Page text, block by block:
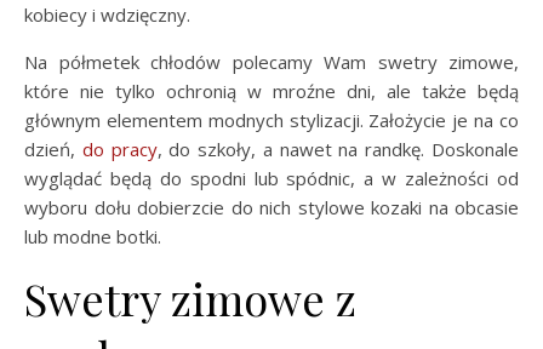
kobiecy i wdzięczny.
Na półmetek chłodów polecamy Wam swetry zimowe,
które nie tylko ochronią w mroźne dni, ale także będą
głównym elementem modnych stylizacji. Założycie je na co
dzień, do pracy, do szkoły, a nawet na randkę. Doskonale
wyglądać będą do spodni lub spódnic, a w zależności od
wyboru dołu dobierzcie do nich stylowe kozaki na obcasie
lub modne botki.
Swetry zimowe z